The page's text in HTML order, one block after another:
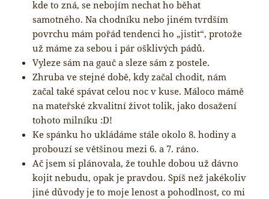
kde to zná, se nebojím nechat ho běhat
samotného. Na chodníku nebo jiném tvrdším
povrchu mám pořád tendenci ho „jistit“, protože
už máme za sebou i pár ošklivých pádů.
Vyleze sám na gauč a sleze sám z postele.
Zhruba ve stejné době, kdy začal chodit, nám
začal také spávat celou noc v kuse. Máloco mámě
na mateřské zkvalitní život tolik, jako dosažení
tohoto milníku :D!
Ke spánku ho ukládáme stále okolo 8. hodiny a
probouzí se většinou mezi 6. a 7. ráno.
Ač jsem si plánovala, že touhle dobou už dávno
kojit nebudu, opak je pravdou. Spíš než jakékoliv
jiné důvody je to moje lenost a pohodlnost, co mi